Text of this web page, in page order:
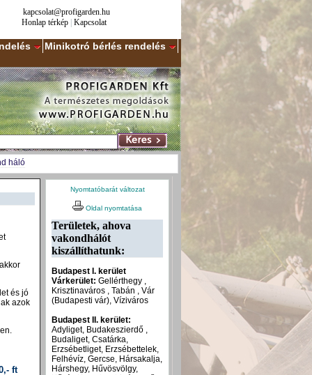
kapcsolat@profigarden.hu
Honlap térkép Kapcsolat
Minikotró bérlés rendelés
háló
és jó
azok
ft
Nyomtatóbarát változat
Oldal nyomtatása
Területek, ahova
vakondhálót
kiszállíthatunk:
Budapest I. kerület
Várkerület: Gellérthegy ,
Krisztinaváros , Tabán , Vár
(Budapesti vár), Víziváros
Budapest II. kerület:
Adyliget, Budakeszierdő ,
Budaliget, Csatárka,
Erzsébetliget, Erzsébettelek,
Felhévíz, Gercse, Hársakalja,
Hárshegy, Hűvösvölgy,